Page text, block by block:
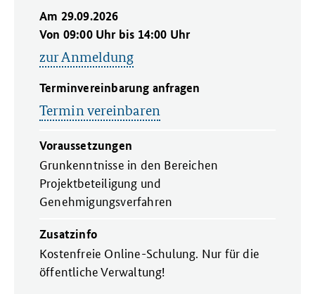
Am 29.09.2026
Von 09:00 Uhr bis 14:00 Uhr
zur Anmeldung
Terminvereinbarung anfragen
Termin vereinbaren
Voraussetzungen
Grunkenntnisse in den Bereichen
Projektbeteiligung und
Genehmigungsverfahren
Zusatzinfo
Kostenfreie Online-Schulung. Nur für die
öffentliche Verwaltung!